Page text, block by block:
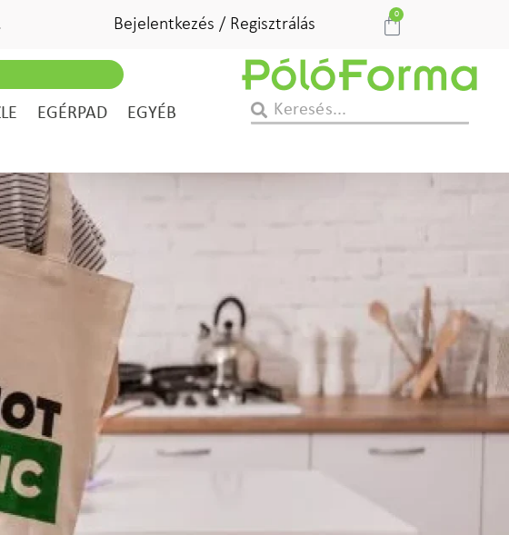
Bejelentkezés / Regisztrálás
0
EGÉRPAD
EGYÉB